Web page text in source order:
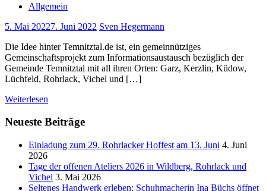
Allgemein
5. Mai 20227. Juni 2022 Sven Hegermann
Die Idee hinter Temnitztal.de ist, ein gemeinnütziges
Gemeinschaftsprojekt zum Informationsaustausch bezüglich der
Gemeinde Temnitztal mit all ihren Orten: Garz, Kerzlin, Küdow,
Lüchfeld, Rohrlack, Vichel und […]
Weiterlesen
Neueste Beiträge
Einladung zum 29. Rohrlacker Hoffest am 13. Juni 4. Juni
2026
Tage der offenen Ateliers 2026 in Wildberg, Rohrlack und
Vichel 3. Mai 2026
Seltenes Handwerk erleben: Schuhmacherin Ina Büchs öffnet